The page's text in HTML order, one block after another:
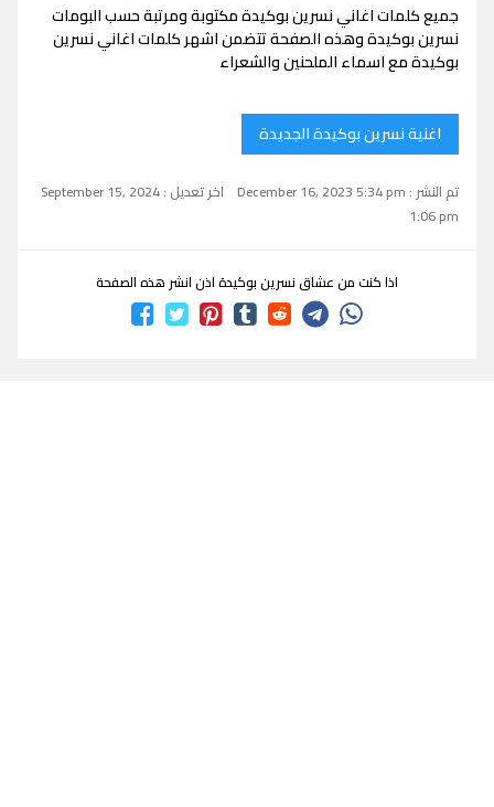
جميع كلمات اغاني نسرين بوكيدة مكتوبة ومرتبة حسب البومات
نسرين بوكيدة وهذه الصفحة تتضمن اشهر كلمات اغاني نسرين
بوكيدة مع اسماء الملحنين والشعراء
اغنية نسرين بوكيدة الجديدة
تم النشر : December 16, 2023 5:34 pm
اخر تعديل : September 15, 2024
1:06 pm
اذا كنت من عشاق نسرين بوكيدة اذن انشر هذه الصفحة